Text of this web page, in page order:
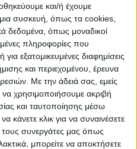
και/ή έχουμε
συσκευή, όπως τα cookies,
δεδομένα, όπως μοναδικοί
πληροφορίες που
εξατομικευμένες διαφημίσεις
και περιεχομένου, έρευνα
Με την άδειά σας, εμείς
να χρησιμοποιήσουμε ακριβή
και ταυτοποίησης μέσω
κλικ για να συναινέσετε
τους συνεργάτες μας όπως
μπορείτε να αποκτήσετε
εισόδου
ΜΑΡΤ-28-1910
των εργασιών
είναι κτισμένος σε
εκκλησία ήταν
τη δεκαετία του ’70,
ναός του
με το